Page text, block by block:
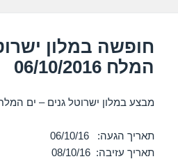
חופשה במלון
המלח 06/10/2016
מבצע במלון ישרוטל גנים – ים
תאריך הגעה: 06/10/16
תאריך עזיבה: 08/10/16